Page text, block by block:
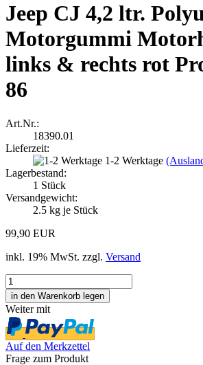
Jeep CJ 4,2 ltr.
Motorgummi
links & rechts rot
86
Art.Nr.:
18390.01
Lieferzeit:
1-2 Werktage
Lagerbestand:
1 Stück
Versandgewicht:
2.5 kg je Stück
99,90 EUR
inkl. 19% MwSt. zzgl. Versand
Weiter mit
Auf den Merkzettel
Frage zum Produkt